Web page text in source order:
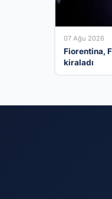
07 Ağu 2026
Fiorentina,
kiraladı